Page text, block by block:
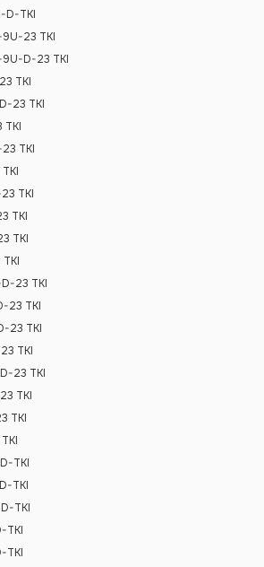
TKI
23 TKI
D-23 TKI
TKI
23 TKI
TKI
TKI
TKI
TKI
23 TKI
TKI
23 TKI
TKI
23 TKI
TKI
TKI
TKI
TKI
TKI